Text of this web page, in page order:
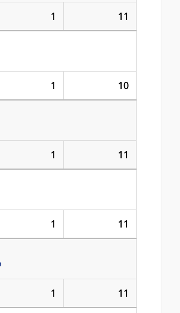
1 11
1 10
1 11
1 11
1 11